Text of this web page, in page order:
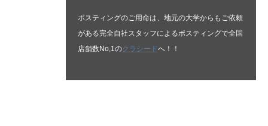
ポスティングのご用命は、地元の大学からもご依頼
がある完全自社スタッフによるポスティングで全国
店舗数No,1のクラシードへ！！